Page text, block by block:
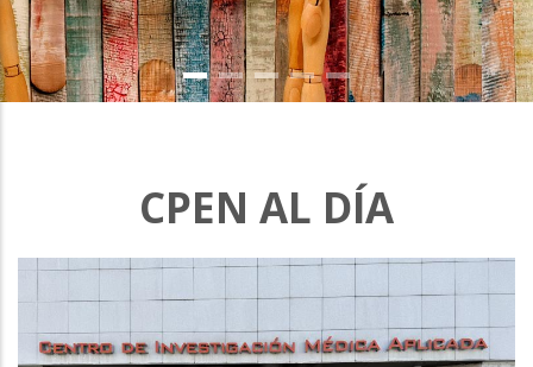
CPEN AL DÍA